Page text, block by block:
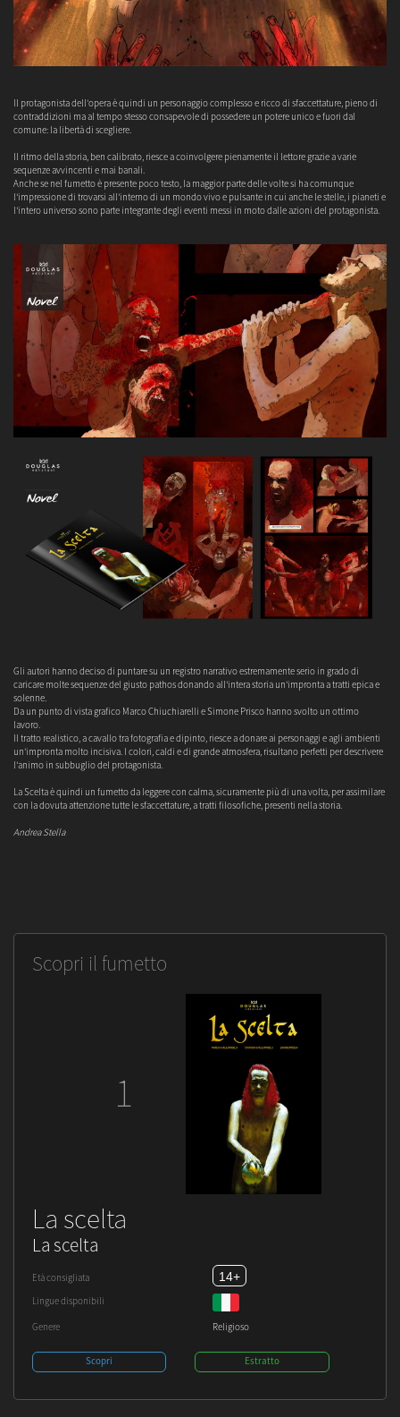
Il protagonista dell'opera è quindi un personaggio complesso e ricco di sfaccettature, pieno di
contraddizioni ma al tempo stesso consapevole di possedere un potere unico e fuori dal
comune: la libertà di scegliere.
Il ritmo della storia, ben calibrato, riesce a coinvolgere pienamente il lettore grazie a varie
sequenze avvincenti e mai banali.
Anche se nel fumetto è presente poco testo, la maggior parte delle volte si ha comunque
l'impressione di trovarsi all'interno di un mondo vivo e pulsante in cui anche le stelle, i pianeti e
l'intero universo sono parte integrante degli eventi messi in moto dalle azioni del protagonista.
Gli autori hanno deciso di puntare su un registro narrativo estremamente serio in grado di
caricare molte sequenze del giusto pathos donando all'intera storia un'impronta a tratti epica e
solenne.
Da un punto di vista grafico Marco Chiuchiarelli e Simone Prisco hanno svolto un ottimo
lavoro.
Il tratto realistico, a cavallo tra fotografia e dipinto, riesce a donare ai personaggi e agli ambienti
un'impronta molto incisiva. I colori, caldi e di grande atmosfera, risultano perfetti per descrivere
l'animo in subbuglio del protagonista.
La Scelta è quindi un fumetto da leggere con calma, sicuramente più di una volta, per assimilare
con la dovuta attenzione tutte le sfaccettature, a tratti filosofiche, presenti nella storia.
Andrea Stella
Scopri il fumetto
1
La scelta
La scelta
Età consigliata 14+
Lingue disponibili
Genere Religioso
Scopri Estratto